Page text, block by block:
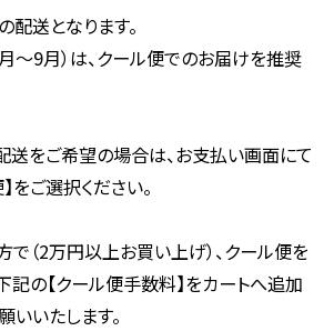
送となります。
〜9月）は、クール便でのお届けを推奨
送をご希望の場合は、お支払い画面にて
をご選択ください。
（2万円以上お買い上げ）、クール便を
の【クール便手数料】をカートへ追加
いいたします。